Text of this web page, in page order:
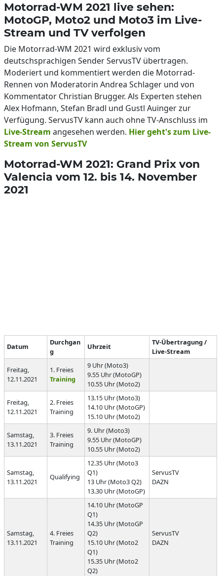
Motorrad-WM 2021 live sehen:
MotoGP, Moto2 und Moto3 im Live-
Stream und TV verfolgen
Die Motorrad-WM 2021 wird exklusiv vom
deutschsprachigen Sender ServusTV übertragen.
Moderiert und kommentiert werden die Motorrad-
Rennen von Moderatorin Andrea Schlager und von
Kommentator Christian Brugger. Als Experten stehen
Alex Hofmann, Stefan Bradl und Gustl Auinger zur
Verfügung. ServusTV kann auch ohne TV-Anschluss im
Live-Stream angesehen werden. Hier geht's zum Live-
Stream von ServusTV
Motorrad-WM 2021: Grand Prix von
Valencia vom 12. bis 14. November
2021
Datum
Durchgan
g
Uhrzeit
TV-Übertragung /
Live-Stream
Freitag,
12.11.2021
1. Freies
Training
9 Uhr (Moto3)
9.55 Uhr (MotoGP)
10.55 Uhr (Moto2)
Freitag,
12.11.2021
2. Freies
Training
13.15 Uhr (Moto3)
14.10 Uhr (MotoGP)
15.10 Uhr (Moto2)
Samstag,
13.11.2021
3. Freies
Training
9. Uhr (Moto3)
9.55 Uhr (MotoGP)
10.55 Uhr (Moto2)
Samstag,
13.11.2021
Qualifying
12.35 Uhr (Moto3
Q1)
13 Uhr (Moto3 Q2)
13.30 Uhr (MotoGP)
ServusTV
DAZN
Samstag,
13.11.2021
4. Freies
Training
14.10 Uhr (MotoGP
Q1)
14.35 Uhr (MotoGP
Q2)
15.10 Uhr (Moto2
Q1)
15.35 Uhr (Moto2
Q2)
ServusTV
DAZN